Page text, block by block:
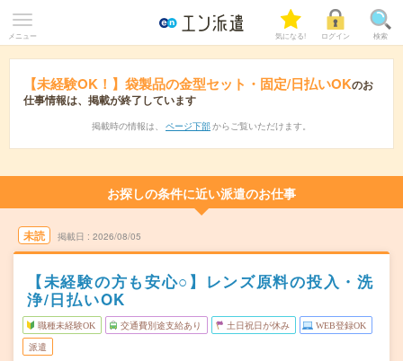
メニュー 気になる! ログイン 検索
【未経験OK！】袋製品の金型セット・固定/日払いOKのお
仕事情報は、掲載が終了しています
掲載時の情報は、 ページ下部 からご覧いただけます。
お探しの条件に近い派遣のお仕事
未読 掲載日 2026/08/05
【未経験の方も安心○】レンズ原料の投入・洗
浄/日払いOK
職種未経験OK 交通費別途支給あり 土日祝日が休み WEB登録OK
派遣